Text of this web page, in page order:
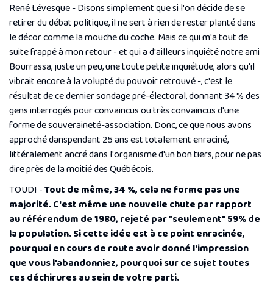
René Lévesque - Disons simplement que si l'on décide de se
retirer du débat politique, il ne sert à rien de rester planté dans
le décor comme la mouche du coche. Mais ce qui m'a tout de
suite frappé à mon retour - et qui a d'ailleurs inquiété notre ami
Bourrassa, juste un peu, une toute petite inquiétude, alors qu'il
vibrait encore à la volupté du pouvoir retrouvé -, c'est le
résultat de ce dernier sondage pré-électoral, donnant 34 % des
gens interrogés pour convaincus ou très convaincus d'une
forme de souveraineté-association. Donc, ce que nous avons
approché danspendant 25 ans est totalement enraciné,
littéralement ancré dans l'organisme d'un bon tiers, pour ne pas
dire près de la moitié des Québécois.
TOUDI -Tout de même, 34 %, cela ne forme pas une
majorité. C'est même une nouvelle chute par rapport
au référendum de 1980, rejeté par "seulement" 59% de
la population. Si cette idée est à ce point enracinée,
pourquoi en cours de route avoir donné l'impression
que vous l'abandonniez, pourquoi sur ce sujet toutes
ces déchirures au sein de votre parti.